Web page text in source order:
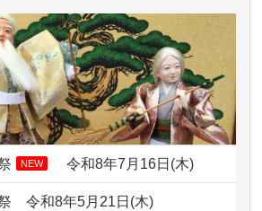
近かったので。
んでいない実家の片付けを始め
自由が丘店を見守ってくれてあり
りとお人形たちの供養をしてい
のセットを供養・処分したいの
お内裏様だ...
込みの後、供養祭までお人形は
すか？
ようですが、きちんと供養して
NEW 令和8年7月16日(木)
祭令和8年5月21日(木)